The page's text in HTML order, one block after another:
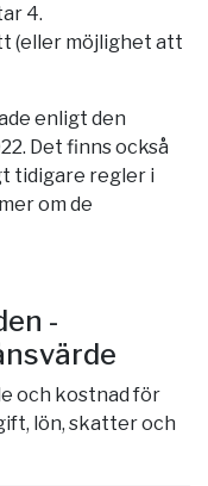
4.
(eller möjlighet att
enligt den
Det finns också
tidigare regler i
om de
-
och kostnad för
lön, skatter och